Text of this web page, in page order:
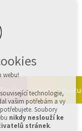
Zprávy Sport
webu!
technologie,
vašim potřebám a vy
Soubory
nikdy neslouží ke
stránek.